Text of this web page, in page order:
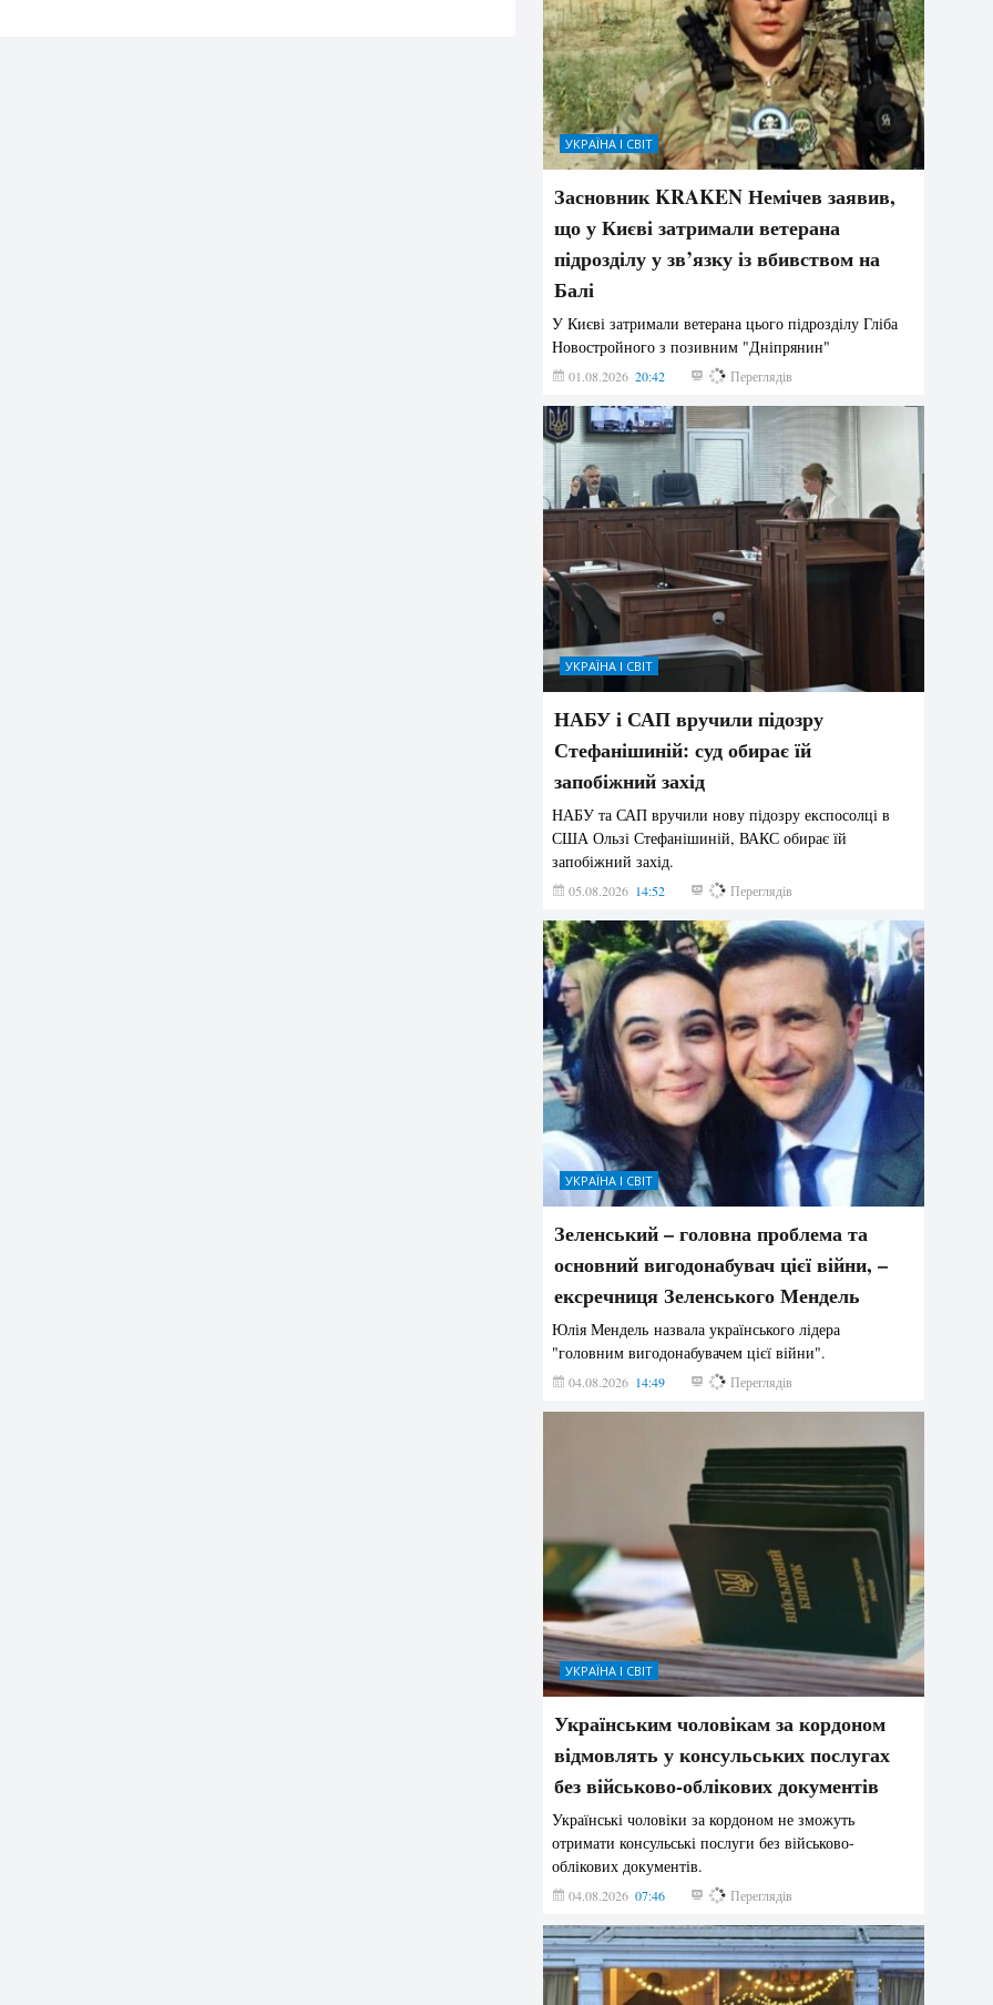
УКРАЇНА І СВІТ
Засновник KRAKEN Немічев заявив,
що у Києві затримали ветерана
підрозділу у зв’язку із вбивством на
Балі
У Києві затримали ветерана цього підрозділу Гліба
Новостройного з позивним "Дніпрянин"
01.08.2026 20:42 192 Переглядів
УКРАЇНА І СВІТ
НАБУ і САП вручили підозру
Стефанішиній: суд обирає їй
запобіжний захід
НАБУ та САП вручили нову підозру експосолці в
США Ользі Стефанішиній, ВАКС обирає їй
запобіжний захід.
05.08.2026 14:52 157 Переглядів
УКРАЇНА І СВІТ
Зеленський – головна проблема та
основний вигодонабувач цієї війни, –
ексречниця Зеленського Мендель
Юлія Мендель назвала українського лідера
"головним вигодонабувачем цієї війни".
04.08.2026 14:49 149 Переглядів
УКРАЇНА І СВІТ
Українським чоловікам за кордоном
відмовлять у консульських послугах
без військово-облікових документів
Українські чоловіки за кордоном не зможуть
отримати консульські послуги без військово-
облікових документів.
04.08.2026 07:46 141 Переглядів